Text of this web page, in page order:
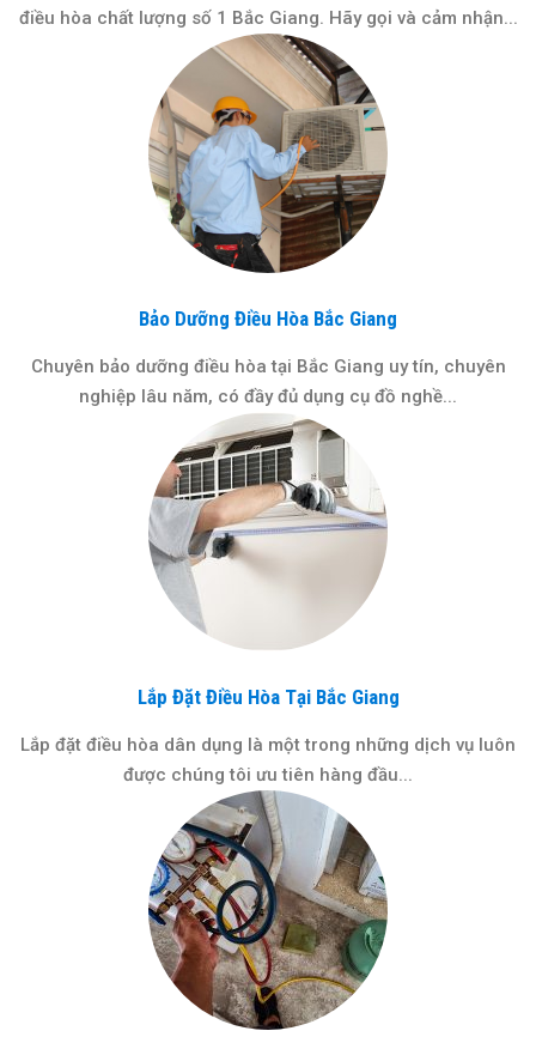
điều hòa chất lượng số 1 Bắc Giang. Hãy gọi và cảm nhận...
Bảo Dưỡng Điều Hòa Bắc Giang
Chuyên bảo dưỡng điều hòa tại Bắc Giang uy tín, chuyên
nghiệp lâu năm, có đầy đủ dụng cụ đồ nghề...
Lắp Đặt Điều Hòa Tại Bắc Giang
Lắp đặt điều hòa dân dụng là một trong những dịch vụ luôn
được chúng tôi ưu tiên hàng đầu...